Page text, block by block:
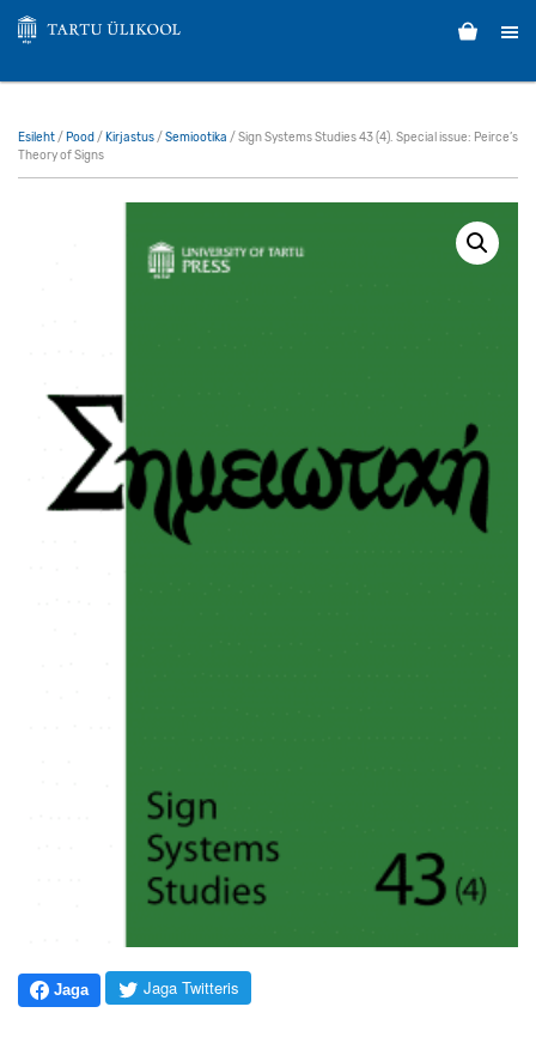
Esileht/ Pood / Kirjastus/ Semiootika / Sign Systems Studies 43 (4). Special issue: Peirce’s
Theory of Signs
Jaga Jaga Twitteris